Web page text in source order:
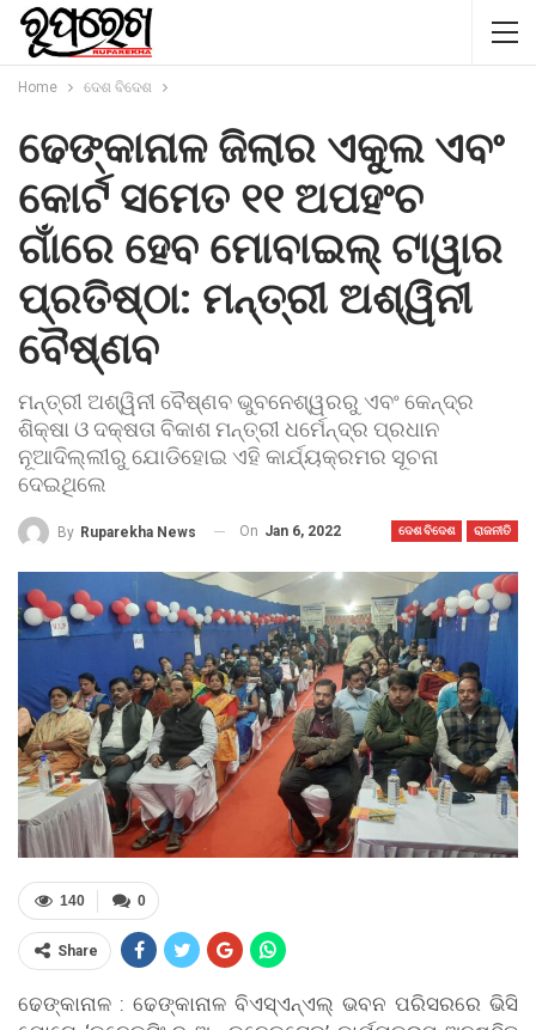
Home ଦେଶ ବିଦେଶ
ଢେଙ୍କାନାଳ ଜିଲାର ଏକୁଲ ଏବଂ
କୋର୍ଟ ସମେତ ୧୧ ଅପହଂଚ
ଗାଁରେ ହେବ ମୋବାଇଲ୍ ଟାୱାର
ପ୍ରତିଷ୍ଠା: ମନ୍ତ୍ରୀ ଅଶ୍ୱିନୀ
ବୈଷ୍ଣବ
ମନ୍ତ୍ରୀ ଅଶ୍ୱିନୀ ବୈଷ୍ଣବ ଭୁବନେଶ୍ୱରରୁ ଏବଂ କେନ୍ଦ୍ର
ଶିକ୍ଷା ଓ ଦକ୍ଷତା ବିକାଶ ମନ୍ତ୍ରୀ ଧର୍ମେନ୍ଦ୍ର ପ୍ରଧାନ
ନୂଆଦିଲ୍ଲୀରୁ ଯୋଡିହୋଇ ଏହି କାର୍ଯ୍ୟକ୍ରମର ସୂଚନା
ଦେଇଥିଲେ
ଦେଶ ବିଦେଶ ରାଜନୀତି
By Ruparekha News On Jan 6, 2022
0
140
Share
ଢେଙ୍କାନାଳ : ଢେଙ୍କାନାଳ ବିଏସ୍ଏନ୍ଏଲ୍ ଭବନ ପରିସରରେ ଭିସି